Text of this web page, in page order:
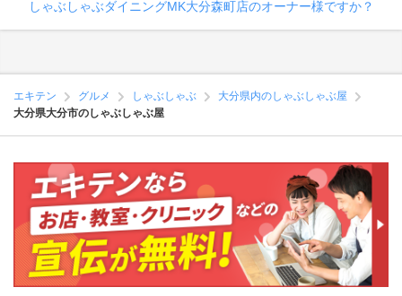
しゃぶしゃぶダイニングMK大分森町店のオーナー様ですか？
エキテン グルメ しゃぶしゃぶ
大分県内のしゃぶしゃぶ屋
大分県大分市のしゃぶしゃぶ屋